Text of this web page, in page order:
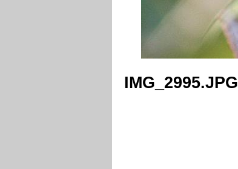
IMG_2995.JPG